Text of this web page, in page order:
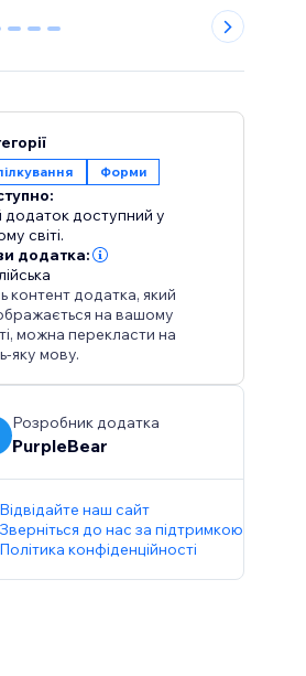
5 6 7
Форми
додаток доступний у
світі.
додатка:
контент додатка, який
на вашому
можна перекласти на
яку мову.
Розробник додатка
PurpleBear
Відвідайте наш сайт
Зверніться до нас за підтримкою
Політика конфіденційності